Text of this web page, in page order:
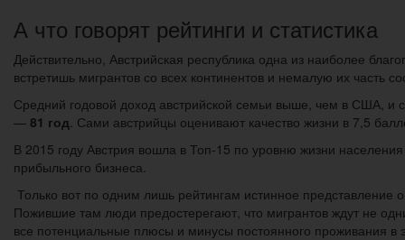
А что говорят рейтинги и статистика
Действительно, Австрийская республика одна из наиболее
встретишь мигрантов со всех континентов и немалую их часть
Средний годовой доход австрийской семьи выше, чем в США, и
— 81 год . Сами австрийцы оценивают качество жизни в 7,5
В 2015 году Австрия вошла в Топ-15 по уровню жизни
прибыльного бизнеса.
Только вот по одним лишь рейтингам истинное представление
Пожившие там люди предостерегают, что мигрантов ждут не
все потенциальные плюсы и минусы постоянного проживания в